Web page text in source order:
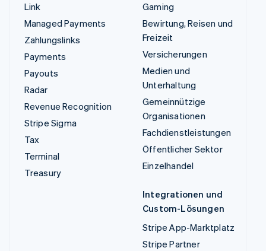
Link
Managed Payments
Zahlungslinks
Payments
Payouts
Radar
Revenue Recognition
Stripe Sigma
Tax
Terminal
Treasury
Gaming
Bewirtung, Reisen und
Freizeit
Versicherungen
Medien und
Unterhaltung
Gemeinnützige
Organisationen
Fachdienstleistungen
Öffentlicher Sektor
Einzelhandel
Integrationen und
Custom-Lösungen
Stripe App-Marktplatz
Stripe Partner